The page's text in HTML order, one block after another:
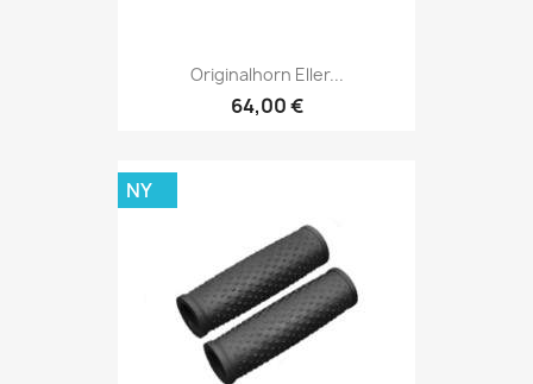
Originalhorn Eller...
64,00 €
NY